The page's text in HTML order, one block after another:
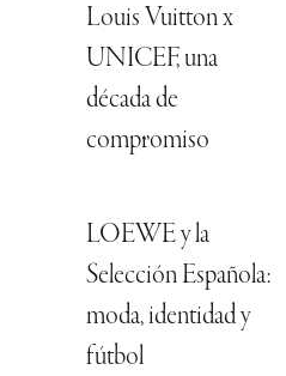
Louis Vuitton x
UNICEF, una
década de
compromiso
LOEWE y la
Selección Española:
moda, identidad y
fútbol